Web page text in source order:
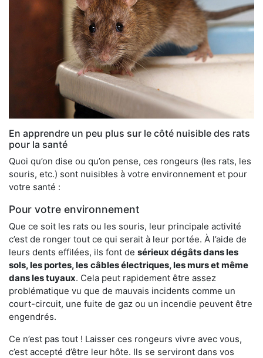
En apprendre un peu plus sur le côté nuisible des rats
pour la santé
Quoi qu’on dise ou qu’on pense, ces rongeurs (les rats, les
souris, etc.) sont nuisibles à votre environnement et pour
votre santé :
Pour votre environnement
Que ce soit les rats ou les souris, leur principale activité
c’est de ronger tout ce qui serait à leur portée. À l’aide de
leurs dents effilées, ils font de sérieux dégâts dans les
sols, les portes, les câbles électriques, les murs et même
dans les tuyaux. Cela peut rapidement être assez
problématique vu que de mauvais incidents comme un
court-circuit, une fuite de gaz ou un incendie peuvent être
engendrés.
Ce n’est pas tout ! Laisser ces rongeurs vivre avec vous,
c’est accepté d’être leur hôte. Ils se serviront dans vos